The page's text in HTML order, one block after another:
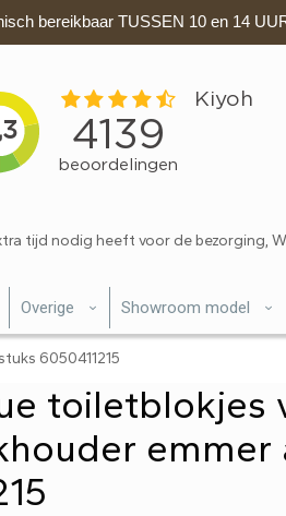
bereikbaar TUSSEN 10 en 14
tijd nodig heeft voor de bezorging,
Overige Showroom model
6050411215
toiletblokjes
emmer